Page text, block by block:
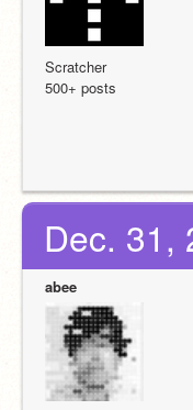
Scratcher
500+ posts
Dec. 31,
abee